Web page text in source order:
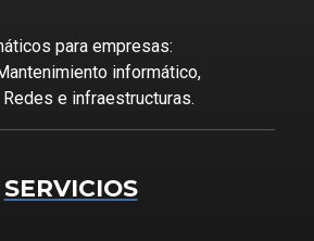
para empresas:
informático,
e infraestructuras.
SERVICIOS